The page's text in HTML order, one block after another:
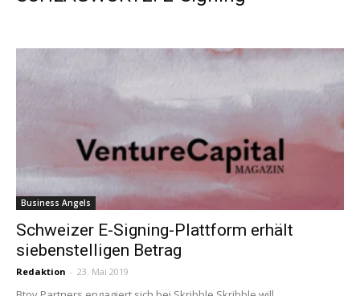
Business Angels
Schweizer E-Signing-Plattform erhält
siebenstelligen Betrag
Redaktion - 23. Mai 2019